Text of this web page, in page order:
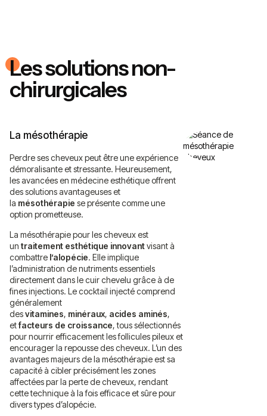
Les solutions non-
chirurgicales
La mésothérapie
Perdre ses cheveux peut être une expérience
démoralisante et stressante. Heureusement,
les avancées en médecine esthétique offrent
des solutions avantageuses et
la mésothérapie se présente comme une
option prometteuse.
La mésothérapie pour les cheveux est
un traitement esthétique innovantvisant à
combattre l’alopécie. Elle implique
l’administration de nutriments essentiels
directement dans le cuir chevelu grâce à de
fines injections. Le cocktail injecté comprend
généralement
desvitamines, minéraux, acides aminés,
etfacteurs de croissance, tous sélectionnés
pour nourrir efficacement les follicules pileux et
encourager la repousse des cheveux. L’un des
avantages majeurs de la mésothérapie est sa
capacité à cibler précisément les zones
affectées par la perte de cheveux, rendant
cette technique à la fois efficace et sûre pour
divers types d’alopécie.